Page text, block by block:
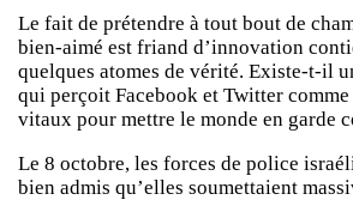
Le fait de prétendre à tout bout de
bien-aimé est friand d’innovation
quelques atomes de vérité. Existe-t-il
qui perçoit Facebook et Twitter
vitaux pour mettre le monde en garde
Le 8 octobre, les forces de police
bien admis qu’elles soumettaient